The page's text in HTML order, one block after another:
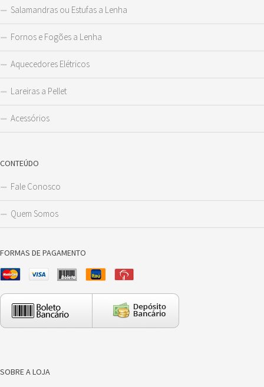
Salamandras ou Estufas a Lenha
Fornos e Fogões a Lenha
Aquecedores Elétricos
Lareiras a Pellet
Acessórios
CONTEÚDO
Fale Conosco
Quem Somos
FORMAS DE PAGAMENTO
SOBRE A LOJA